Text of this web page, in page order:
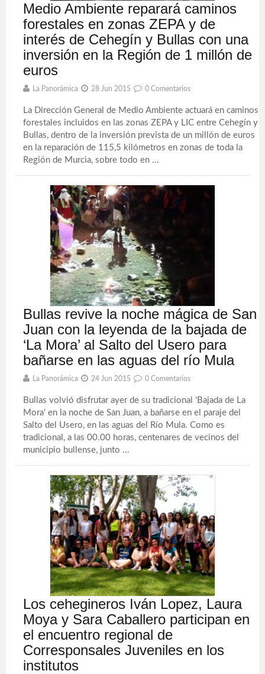
Medio Ambiente reparará caminos
forestales en zonas ZEPA y de
interés de Cehegín y Bullas con una
inversión en la Región de 1 millón de
euros
La Panorámica 28 Jun 2015 0 Comentarios
La Dirección General de Medio Ambiente actuará en caminos
forestales incluidos en las zonas ZEPA y LIC entre Cehegín y
Bullas, dentro de la inversión prevista de un millón de euros
en la reparación de 115,5 kilómetros en zonas de toda la
Región de Murcia, sobre todo en ...
Bullas revive la noche mágica de San
Juan con la leyenda de la bajada de
‘La Mora’ al Salto del Usero para
bañarse en las aguas del río Mula
La Panorámica 24 Jun 2015 0 Comentarios
Bullas volvió disfrutar ayer de su tradicional 'Bajada de La
Mora' en la noche de San Juan, a bañarse en el paraje del
Salto del Usero, en las aguas del Río Mula. Como es
tradicional, a las 00.00 horas, centenares de vecinos del
municipio bullense, junto ...
Los cehegineros Iván Lopez, Laura
Moya y Sara Caballero participan en
el encuentro regional de
Corresponsales Juveniles en los
institutos